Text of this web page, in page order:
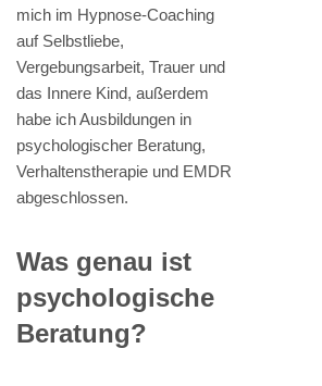
mich im Hypnose-Coaching
auf Selbstliebe,
Vergebungsarbeit, Trauer und
das Innere Kind, außerdem
habe ich Ausbildungen in
psychologischer Beratung,
Verhaltenstherapie und EMDR
abgeschlossen.
Was genau ist
psychologische
Beratung?